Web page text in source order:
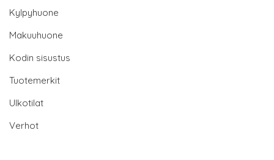
Kylpyhuone
Makuuhuone
Kodin sisustus
Tuotemerkit
Ulkotilat
Verhot